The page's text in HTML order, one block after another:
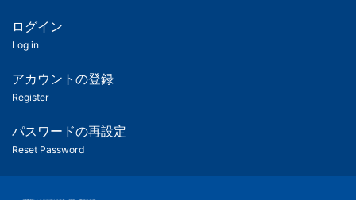
ツ
匿
名
ユ
ー
ログイン
Log in
アカウントの登録
Register
パスワードの再設定
Reset Password